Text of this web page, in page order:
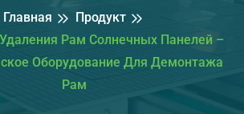
Главная
Продукт
Рам Солнечных Панелей –
Оборудование Для Демонтажа
Рам